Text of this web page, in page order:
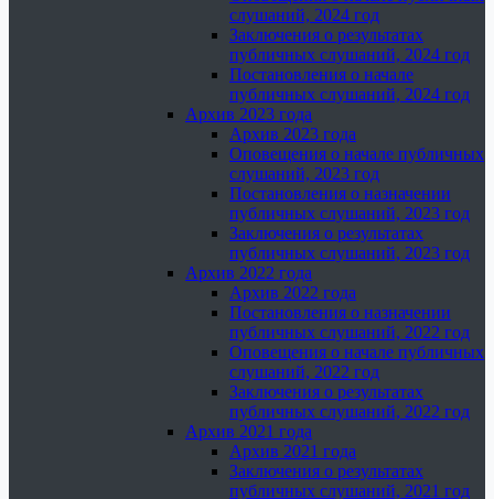
слушаний, 2024 год
Заключения о результатах
публичных слушаний, 2024 год
Постановления о начале
публичных слушаний, 2024 год
Архив 2023 года
Архив 2023 года
Оповещения о начале публичных
слушаний, 2023 год
Постановления о назначении
публичных слушаний, 2023 год
Заключения о результатах
публичных слушаний, 2023 год
Архив 2022 года
Архив 2022 года
Постановления о назначении
публичных слушаний, 2022 год
Оповещения о начале публичных
слушаний, 2022 год
Заключения о результатах
публичных слушаний, 2022 год
Архив 2021 года
Архив 2021 года
Заключения о результатах
публичных слушаний, 2021 год